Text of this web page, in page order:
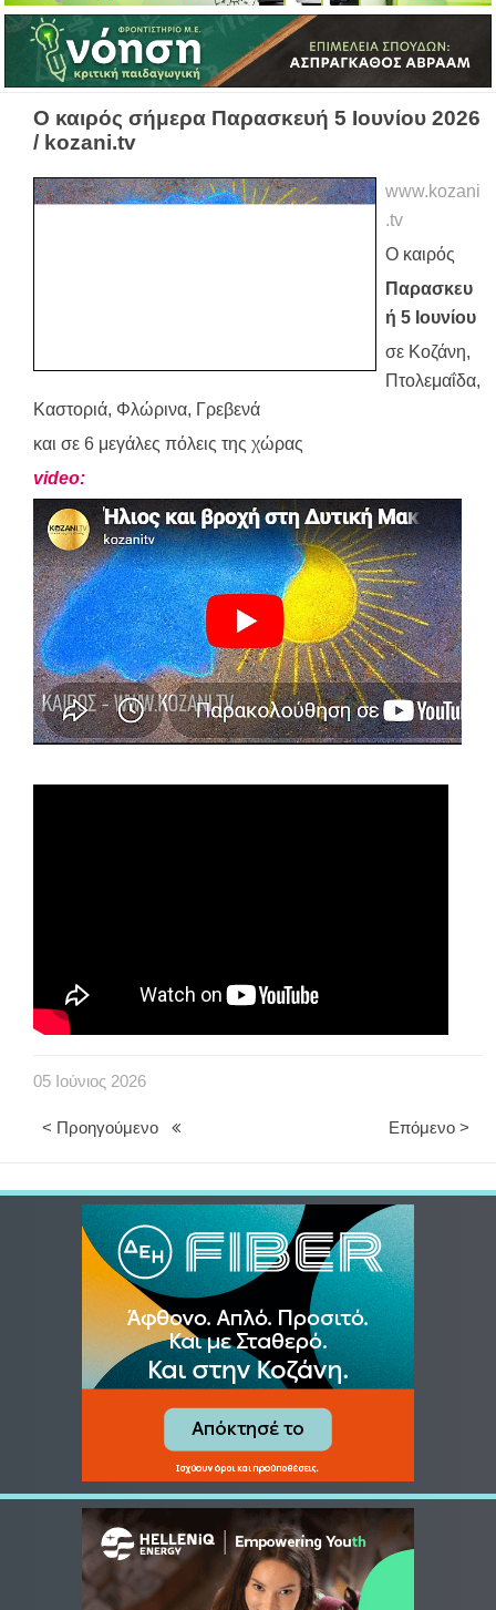
Ο καιρός σήμερα Παρασκευή 5 Ιουνίου 2026
/ kozani.tv
www.kozani
.tv
Ο καιρός
Παρασκευ
ή 5 Ιουνίου
σε Κοζάνη,
Πτολεμαΐδα,
Καστοριά, Φλώρινα, Γρεβενά
και σε 6 μεγάλες πόλεις της χώρας
video:
05 Ιούνιος 2026
< Προηγούμενο Επόμενο >